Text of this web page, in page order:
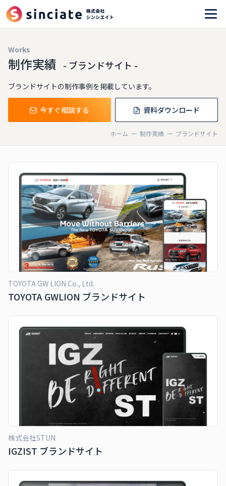
Works
制作実績 - ブランドサイト -
ブランドサイトの制作事例を掲載しています。
今すぐ相談する 資料ダウンロード
ホーム 制作実績 ブランドサイト
TOYOTA GWLION ブランドサイト
TOYOTA GW LION Co., Ltd.
IGZIST ブランドサイト
株式会社STUN